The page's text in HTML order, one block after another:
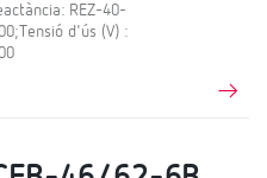
REZ-40-
d'ús (V) :